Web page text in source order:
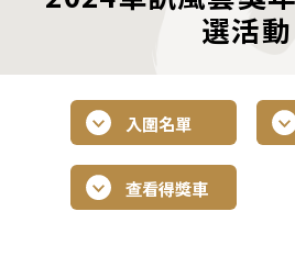
選活動
入圍名單
查看得獎車